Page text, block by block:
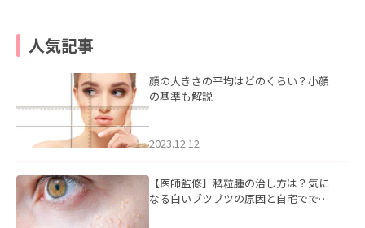
人気記事
顔の大きさの平均はどのくらい？小顔
の基準も解説
2023.12.12
【医師監修】稗粒腫の治し方は？気に
なる白いブツブツの原因と自宅ででき